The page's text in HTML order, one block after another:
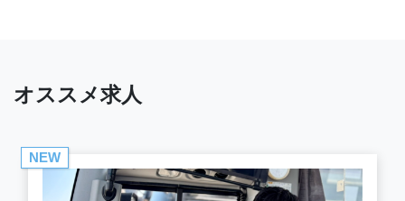
オススメ求人
NEW